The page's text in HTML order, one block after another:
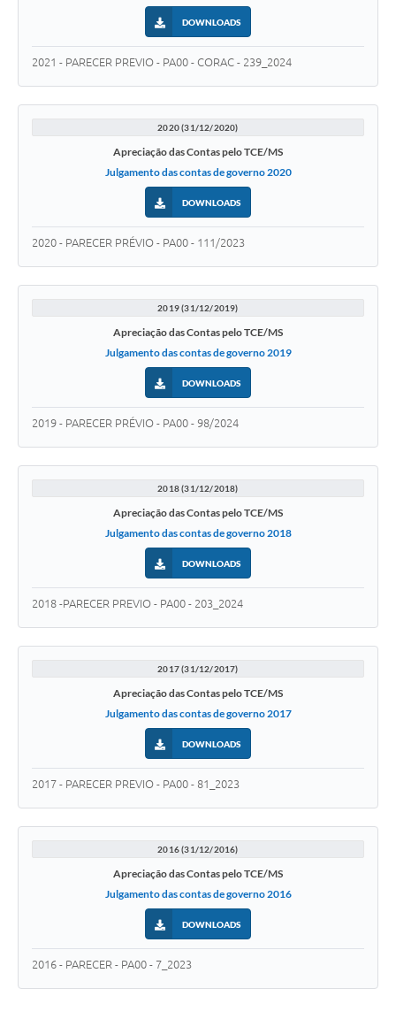
DOWNLOADS
2021 - PARECER PREVIO - PA00 - CORAC - 239_2024
2020 (31/12/2020)
Apreciação das Contas pelo TCE/MS
Julgamento das contas de governo 2020
DOWNLOADS
2020 - PARECER PRÉVIO - PA00 - 111/2023
2019 (31/12/2019)
Apreciação das Contas pelo TCE/MS
Julgamento das contas de governo 2019
DOWNLOADS
2019 - PARECER PRÉVIO - PA00 - 98/2024
2018 (31/12/2018)
Apreciação das Contas pelo TCE/MS
Julgamento das contas de governo 2018
DOWNLOADS
2018 -PARECER PREVIO - PA00 - 203_2024
2017 (31/12/2017)
Apreciação das Contas pelo TCE/MS
Julgamento das contas de governo 2017
DOWNLOADS
2017 - PARECER PREVIO - PA00 - 81_2023
2016 (31/12/2016)
Apreciação das Contas pelo TCE/MS
Julgamento das contas de governo 2016
DOWNLOADS
2016 - PARECER - PA00 - 7_2023